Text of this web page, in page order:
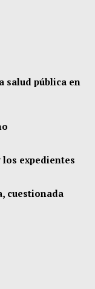
salud pública en
los expedientes
cuestionada